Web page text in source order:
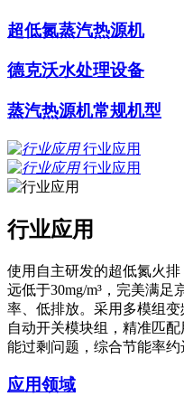
超低氮蒸汽热源机
德克沃水处理设备
蒸汽热源机常规机型
行业应用
行业应用
行业应用
使用自主研发的超低氮火
远低于30mg/m³，完美满
率、低排放。采用多模组
自动开关模块组，精准匹
能过剩问题，综合节能率约
应用领域